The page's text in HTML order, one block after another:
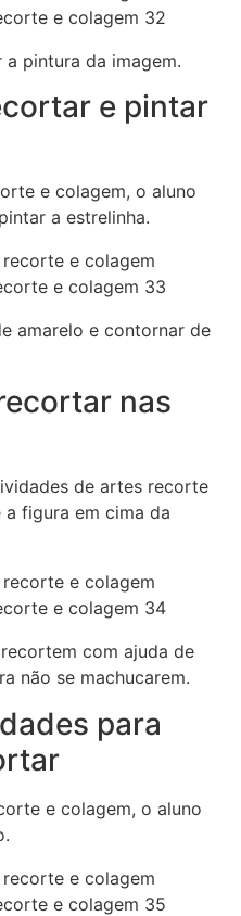
e colagem 32
pintura da imagem.
e pintar
e colagem, o aluno
a estrelinha.
e colagem 33
amarelo e contornar de
nas
de artes recorte
figura em cima da
e colagem 34
com ajuda de
não se machucarem.
para
e colagem, o aluno
e colagem 35